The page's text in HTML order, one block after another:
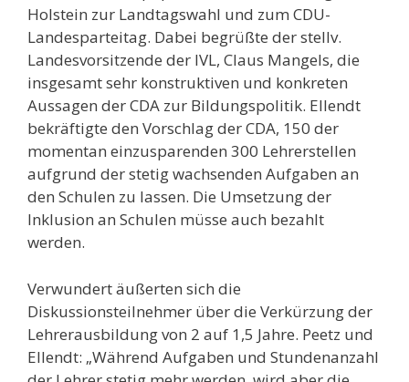
Holstein zur Landtagswahl und zum CDU-
Landesparteitag. Dabei begrüßte der stellv.
Landesvorsitzende der IVL, Claus Mangels, die
insgesamt sehr konstruktiven und konkreten
Aussagen der CDA zur Bildungspolitik. Ellendt
bekräftigte den Vorschlag der CDA, 150 der
momentan einzusparenden 300 Lehrerstellen
aufgrund der stetig wachsenden Aufgaben an
den Schulen zu lassen. Die Umsetzung der
Inklusion an Schulen müsse auch bezahlt
werden.
Verwundert äußerten sich die
Diskussionsteilnehmer über die Verkürzung der
Lehrerausbildung von 2 auf 1,5 Jahre. Peetz und
Ellendt: „Während Aufgaben und Stundenanzahl